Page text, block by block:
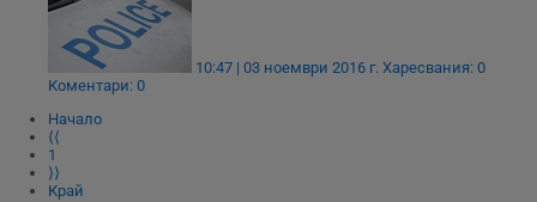
10:47 | 03 ноември 2016 г. Харесвания: 0
Коментари: 0
Начало
⟨⟨
1
⟩⟩
Край